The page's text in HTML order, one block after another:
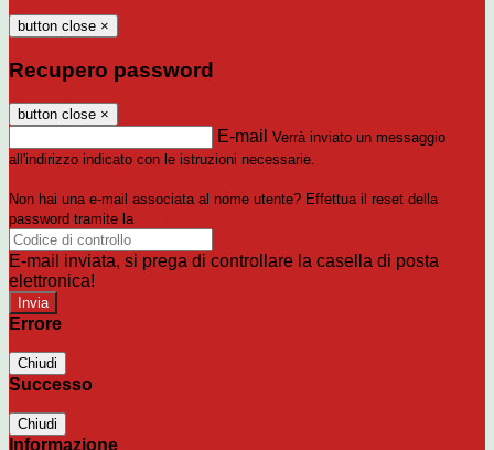
button close ×
Recupero password
button close ×
E-mail Verrà inviato un messaggio
all'indirizzo indicato con le istruzioni necessarie.
Non hai una e-mail associata al nome utente? Effettua il reset della
password tramite la
E-mail inviata, si prega di controllare la casella di posta
elettronica!
Errore
Chiudi
Successo
Chiudi
Informazione